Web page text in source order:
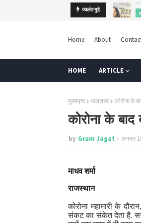
ज्वलंत मुद्दे
Home About
HOME ARTICLE
मुख्यपृष्ठ बालश्रम कोरोना के
कोरोना के
by Gram Jagat अगस्त
माधव शर्मा
राजस्थान
कोरोना महामारी के दौरान
संकट का संकेत देता है.